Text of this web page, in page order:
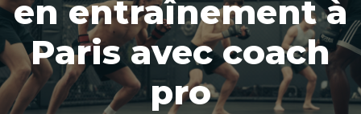
en entraînement à
Paris avec coach
pro